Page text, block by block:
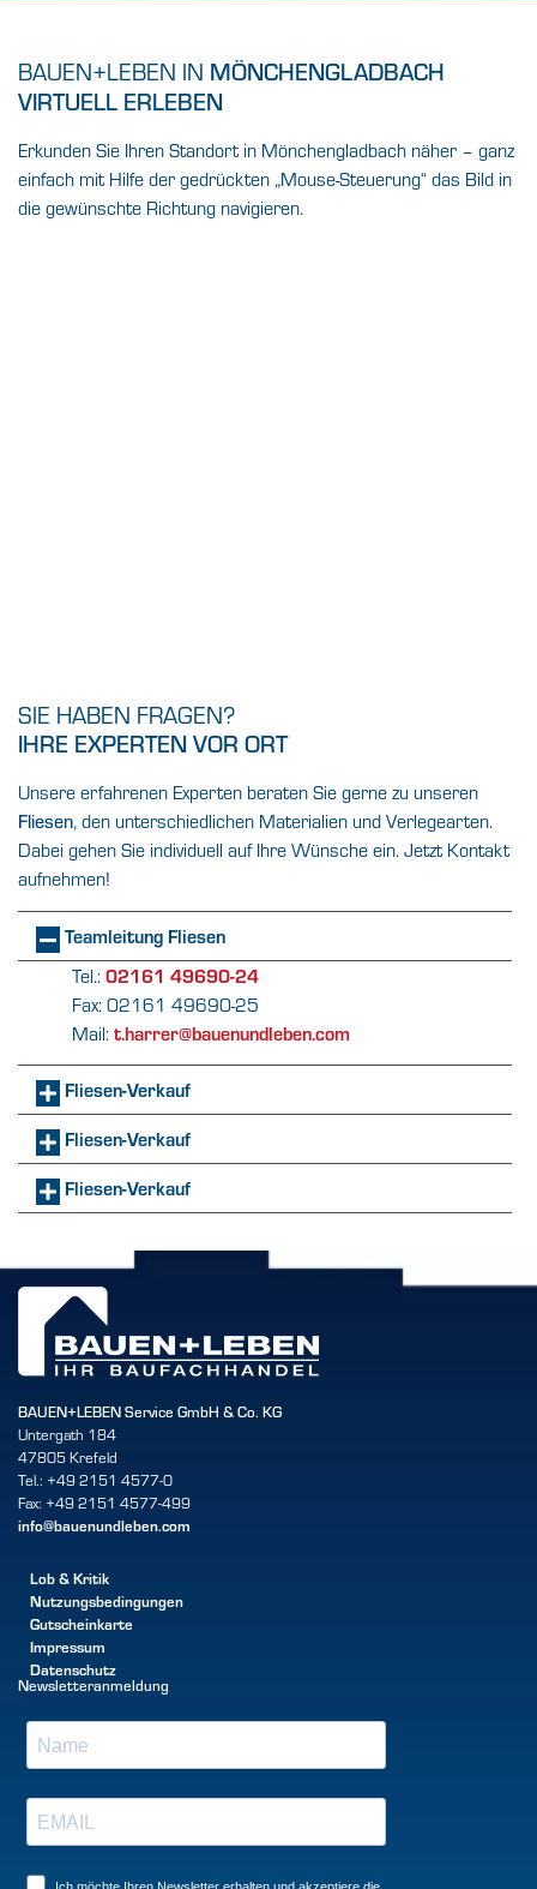
BAUEN+LEBEN IN MÖNCHENGLADBACH
VIRTUELL ERLEBEN
Erkunden Sie Ihren Standort in Mönchengladbach näher – ganz
einfach mit Hilfe der gedrückten „Mouse-Steuerung“ das Bild in
die gewünschte Richtung navigieren.
SIE HABEN FRAGEN?
IHRE EXPERTEN VOR ORT
Unsere erfahrenen Experten beraten Sie gerne zu unseren
Fliesen, den unterschiedlichen Materialien und Verlegearten.
Dabei gehen Sie individuell auf Ihre Wünsche ein. Jetzt Kontakt
aufnehmen!
Teamleitung Fliesen
Tel.:02161 49690-24
Fax: 02161 49690-25
Mail:t.harrer@bauenundleben.com
Fliesen-Verkauf
Fliesen-Verkauf
Fliesen-Verkauf
BAUEN+LEBEN Service GmbH & Co. KG
Untergath 184
47805 Krefeld
Tel.: +49 2151 4577-0
Fax: +49 2151 4577-499
info@bauenundleben.com
Lob & Kritik
Nutzungsbedingungen
Gutscheinkarte
Impressum
Datenschutz
Newsletteranmeldung